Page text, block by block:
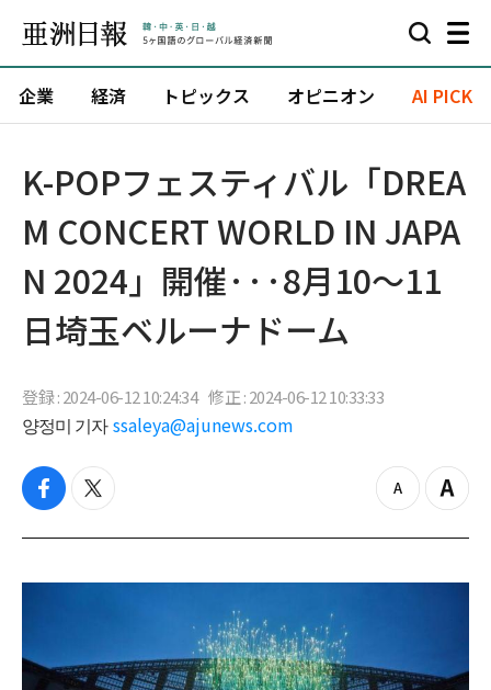
企業 経済 トピックス オピニオン AI PICK
K-POPフェスティバル「DREA
M CONCERT WORLD IN JAPA
N 2024」開催···8月10～11
日埼玉ベルーナドーム
登録 : 2024-06-12 10:24:34 修正 : 2024-06-12 10:33:33
양정미 기자 ssaleya@ajunews.com
f
c
b
t
i
t
z
o
o
Z
o
i